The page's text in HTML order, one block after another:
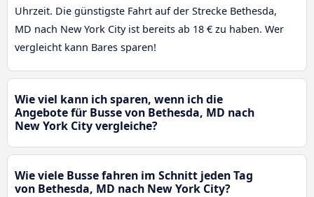
Uhrzeit. Die günstigste Fahrt auf der Strecke Bethesda,
MD nach New York City ist bereits ab 18 € zu haben. Wer
vergleicht kann Bares sparen!
Wie viel kann ich sparen, wenn ich die
Angebote für Busse von Bethesda, MD nach
New York City vergleiche?
Wie viele Busse fahren im Schnitt jeden Tag
von Bethesda, MD nach New York City?